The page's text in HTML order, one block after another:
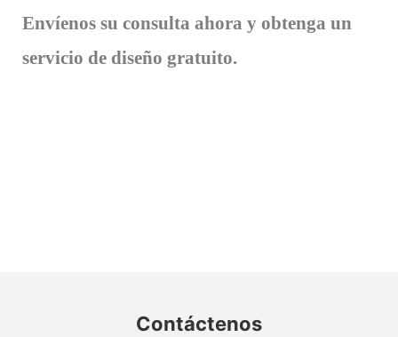
Envíenos su consulta ahora y obtenga un
servicio de diseño gratuito.
Contáctenos